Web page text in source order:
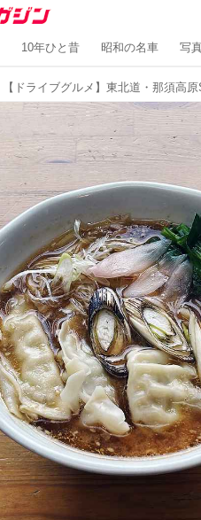
10年ひと昔 昭和の名車 写